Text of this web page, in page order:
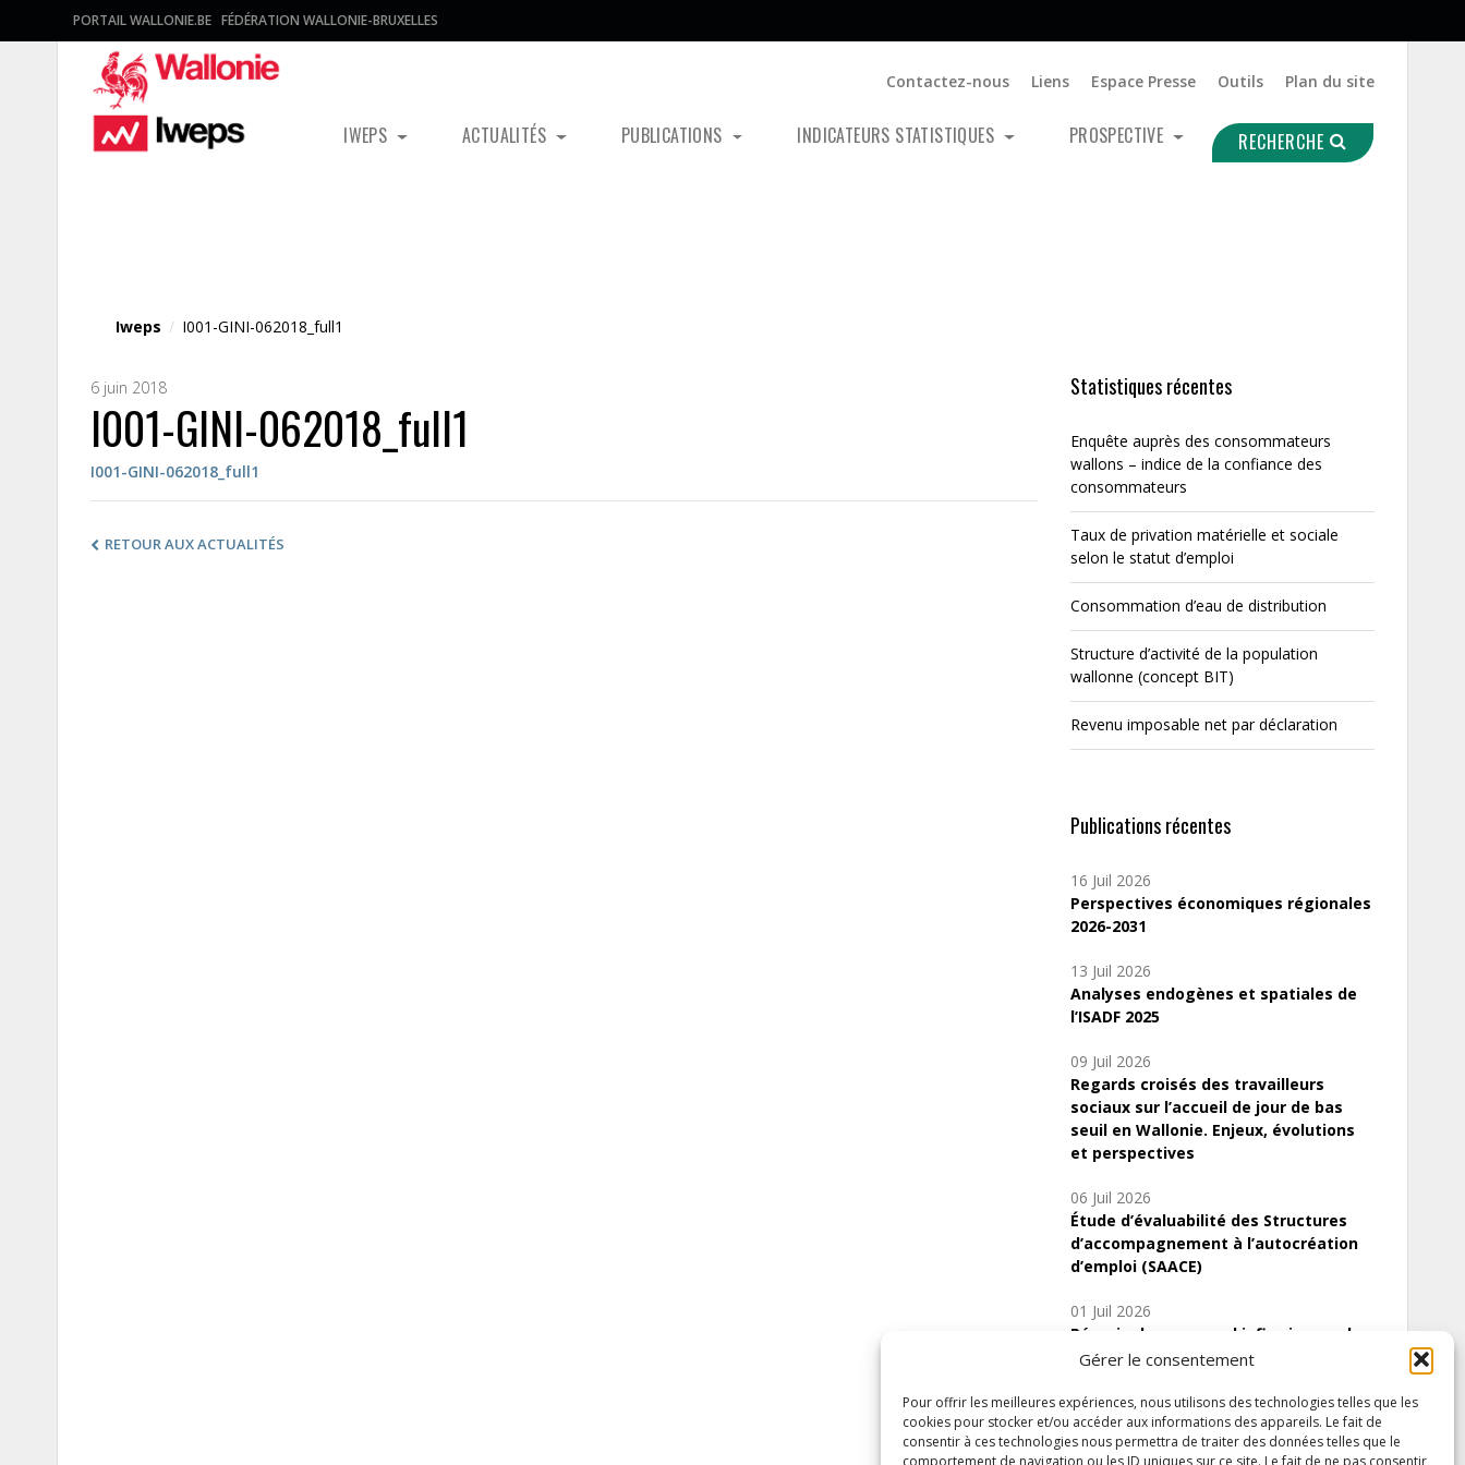
Gérer le consentement
Pour offrir les meilleures expériences, nous utilisons des technologies telles que les
cookies pour stocker et/ou accéder aux informations des appareils. Le fait de
consentir à ces technologies nous permettra de traiter des données telles que le
comportement de navigation ou les ID uniques sur ce site. Le fait de ne pas consentir
PORTAIL WALLONIE.BE FÉDÉRATION WALLONIE-BRUXELLES
Contactez-nous Liens Espace Presse Outils Plan du site
IWEPS ACTUALITÉS PUBLICATIONS INDICATEURS STATISTIQUES PROSPECTIVE RECHERCHE
Iweps / I001-GINI-062018_full1
6 juin 2018
I001-GINI-062018_full1
I001-GINI-062018_full1
RETOUR AUX ACTUALITÉS
Statistiques récentes
Enquête auprès des consommateurs
wallons – indice de la confiance des
consommateurs
Taux de privation matérielle et sociale
selon le statut d’emploi
Consommation d’eau de distribution
Structure d’activité de la population
wallonne (concept BIT)
Revenu imposable net par déclaration
Publications récentes
16 Juil 2026
Perspectives économiques régionales
2026-2031
13 Juil 2026
Analyses endogènes et spatiales de
l’ISADF 2025
09 Juil 2026
Regards croisés des travailleurs
sociaux sur l’accueil de jour de bas
seuil en Wallonie. Enjeux, évolutions
et perspectives
06 Juil 2026
Étude d’évaluabilité des Structures
d’accompagnement à l’autocréation
d’emploi (SAACE)
01 Juil 2026
Pénurie du personnel infirmier :quels
indicateurs d’offre de soins pour